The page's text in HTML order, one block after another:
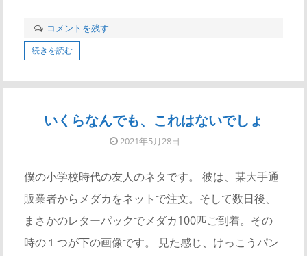
コメントを残す
続きを読む
いくらなんでも、これはないでしょ
2021年5月28日
僕の小学校時代の友人のネタです。 彼は、某大手通
販業者からメダカをネットで注文。そして数日後、
まさかのレターパックでメダカ100匹ご到着。その
時の１つが下の画像です。 見た感じ、けっこうパン